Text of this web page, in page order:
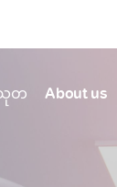
သုတ About us